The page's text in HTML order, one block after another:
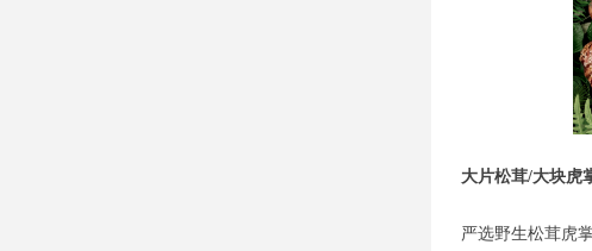
大片松茸/大块虎
严选野生松茸虎